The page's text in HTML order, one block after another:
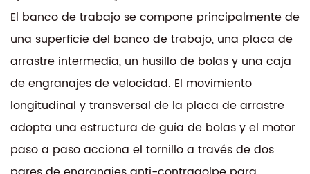
El banco de trabajo se compone principalmente de
una superficie del banco de trabajo, una placa de
arrastre intermedia, un husillo de bolas y una caja
de engranajes de velocidad. El movimiento
longitudinal y transversal de la placa de arrastre
adopta una estructura de guía de bolas y el motor
paso a paso acciona el tornillo a través de dos